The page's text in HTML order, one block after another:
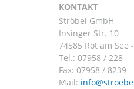
KONTAKT
Ströbel GmbH
Insinger Str. 10
74585 Rot am See
Tel.: 07958 / 228
Fax: 07958 / 8239
Mail: